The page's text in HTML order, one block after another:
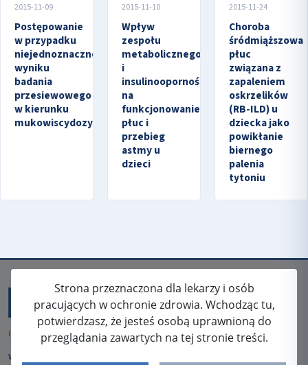
2015-11-09
Postępowanie
w przypadku
niejednoznacznego
wyniku
badania
przesiewowego
w kierunku
mukowiscydozy.
2015-11-10
Wpływ
zespołu
metabolicznego
i
insulinooporności
na
funkcjonowanie
płuc i
przebieg
astmy u
dzieci
2015-11-24
Choroba
śródmiąższowa
płuc
związana z
zapaleniem
oskrzelików
(RB-ILD) u
dziecka jako
powikłanie
biernego
palenia
tytoniu
Strona przeznaczona dla lekarzy i osób
pracujących w ochronie zdrowia. Wchodząc tu,
potwierdzasz, że jesteś osobą uprawnioną do
przeglądania zawartych na tej stronie treści.
ISSN: 2080-5438
WYDAWCA